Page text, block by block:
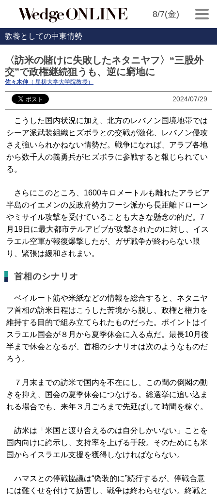
8/7(金)
教養としての中東情勢
〈訪米の賭けに失敗したネタニヤフ〉“三股外
交”で政権継続狙うも、逆に窮地に
佐々木伸 （ 星槎大学大学院教授）
2024/07/29
こうした国内状況に加え、北方のレバノン国境地帯では
シーア派武装組織ヒズボラとの交戦が激化、レバノン侵攻
さえ強いられかねない情勢だ。戦争になれば、アラブ各地
から数千人の義勇兵がヒズボラに参戦すると報じられてい
る。
さらにこのところ、1600キロメートルも離れたアラビア
半島のイエメンの反政府勢力フーシ派から長距離ドローン
やミサイル攻撃を受けていることも大きな懸念の的だ。7
月19日に最大都市テルアビブが攻撃されたのに対し、イス
ラエル空軍が報復爆撃したが、ガザ戦争が終わらない限
り、緊張は緩和されまい。
首相のシナリオ
ベイルート筋や米紙などの情報を総合すると、ネタニヤ
フ首相の訪米日程はこうした苦境から脱し、政権と権力を
維持する目的で組み立てられたものだった。ポイントはイ
スラエル国会が８月から夏季休会に入る点だ。最長10月後
半まで休会となるが、首相のシナリオは次のようなものだ
ろう。
７月末までの訪米で国内を不在にし、この間の倒閣の動
きを抑え、国会の夏季休会につなげる。総選挙に追い込ま
れる場合でも、来年３月ごろまで先延ばして時間を稼ぐ。
訪米は「米国と渡り合えるのは自分しかいない」ことを
国内向けに誇示し、支持率を上げる手段。そのためにも米
国からイスラエル支援を獲得しなければならない。
ハマスとの停戦協議は“偽装的に”続行するが、停戦合意
には難くせを付けて妨害し、戦争は終わらせない。終戦と